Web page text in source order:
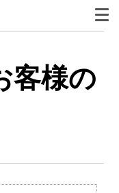
客様の